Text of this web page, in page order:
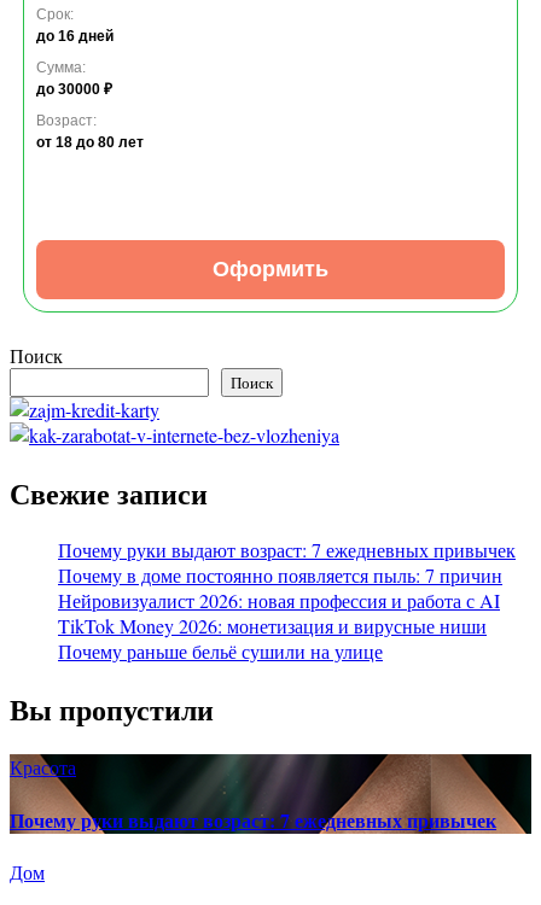
Срок:
до 16 дней
Сумма:
до 30000 ₽
Возраст:
от 18 до 80 лет
Оформить
Поиск
Поиск
Свежие записи
Почему руки выдают возраст: 7 ежедневных привычек
Почему в доме постоянно появляется пыль: 7 причин
Нейровизуалист 2026: новая профессия и работа с AI
TikTok Money 2026: монетизация и вирусные ниши
Почему раньше бельё сушили на улице
Вы пропустили
Красота
Почему руки выдают возраст: 7 ежедневных привычек
Дом